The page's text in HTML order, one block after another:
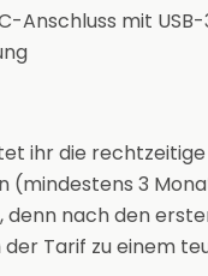
Anschluss mit
ihr die rechtzeitige
(mindestens 3
nach den
Tarif zu einem